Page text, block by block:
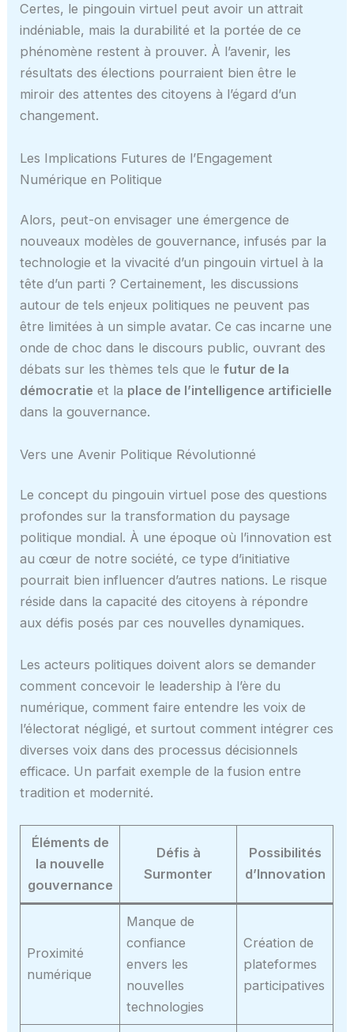
Certes, le pingouin virtuel peut avoir un attrait
indéniable, mais la durabilité et la portée de ce
phénomène restent à prouver. À l’avenir, les
résultats des élections pourraient bien être le
miroir des attentes des citoyens à l’égard d’un
changement.
Les Implications Futures de l’Engagement
Numérique en Politique
Alors, peut-on envisager une émergence de
nouveaux modèles de gouvernance, infusés par la
technologie et la vivacité d’un pingouin virtuel à la
tête d’un parti ? Certainement, les discussions
autour de tels enjeux politiques ne peuvent pas
être limitées à un simple avatar. Ce cas incarne une
onde de choc dans le discours public, ouvrant des
débats sur les thèmes tels que lefutur de la
démocratie et la place de l’intelligence artificielle
dans la gouvernance.
Vers une Avenir Politique Révolutionné
Le concept du pingouin virtuel pose des questions
profondes sur la transformation du paysage
politique mondial. À une époque où l’innovation est
au cœur de notre société, ce type d’initiative
pourrait bien influencer d’autres nations. Le risque
réside dans la capacité des citoyens à répondre
aux défis posés par ces nouvelles dynamiques.
Les acteurs politiques doivent alors se demander
comment concevoir le leadership à l’ère du
numérique, comment faire entendre les voix de
l’électorat négligé, et surtout comment intégrer ces
diverses voix dans des processus décisionnels
efficace. Un parfait exemple de la fusion entre
tradition et modernité.
Éléments de
la nouvelle
gouvernance
Défis à
Surmonter
Possibilités
d’Innovation
Proximité
numérique
Manque de
confiance
envers les
nouvelles
technologies
Création de
plateformes
participatives